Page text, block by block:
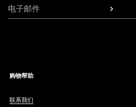
电子邮件
购物帮助
联系我们